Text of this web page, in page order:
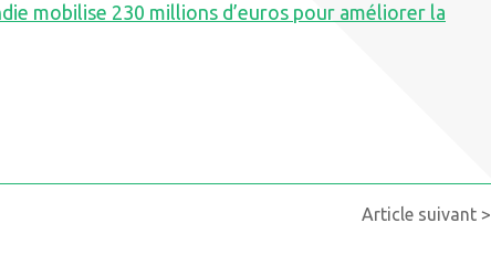
mobilise 230 millions d’euros pour améliorer la
Article suivant >